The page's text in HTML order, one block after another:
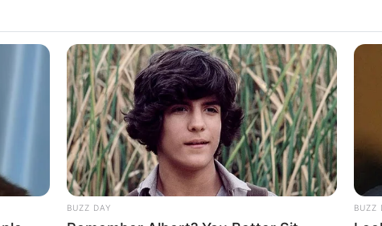
sin escanear el código QRno es posible en
versión web o de escritorio de WhatsApp,es
desde la aplicación en tu teléfono. Este paso
móvil con la plataforma webo de escritorio,
y contactos desde su computador.
BUZZ DAY BUZZ